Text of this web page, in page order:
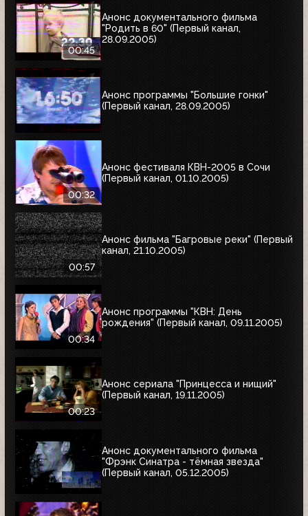
00:45
Анонс документального фильма
"Родить в 60" (Первый канал,
28.09.2005)
Анонс программы "Большие гонки"
(Первый канал, 28.09.2005)
00:32
Анонс фестиваля КВН-2005 в Сочи
(Первый канал, 01.10.2005)
00:57
Анонс фильма "Багровые реки" (Первый
канал, 21.10.2005)
00:34
Анонс программы "КВН: День
рождения" (Первый канал, 09.11.2005)
00:23
Анонс сериала "Принцесса и нищий"
(Первый канал, 19.11.2005)
Анонс документального фильма
"Фрэнк Синатра - тёмная звезда"
(Первый канал, 05.12.2005)